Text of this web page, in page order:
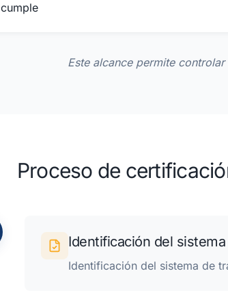
cumple
Este alcance permite
Proceso de
Identificación del sistema
Identificación del sistema de